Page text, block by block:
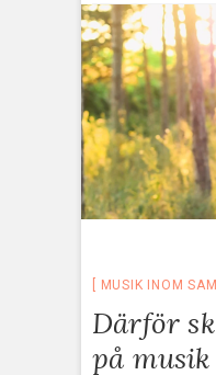
MUSIK INOM
Därför
på